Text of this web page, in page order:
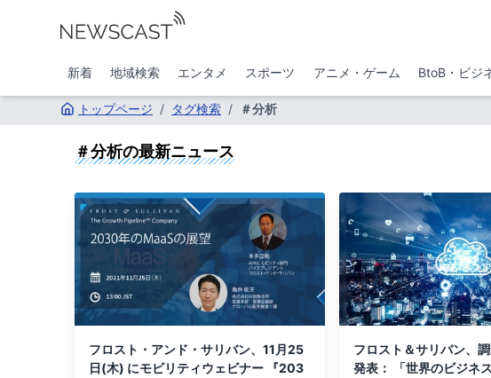
新着 地域検索 エンタメ スポーツ アニメ・ゲーム BtoB・ビジ
トップページ / タグ検索 / ＃分析
＃分析の最新ニュース
フロスト・アンド・サリバン、11月25
日(木) にモビリティウェビナー 『203
フロスト＆サリバン、
発表： 「世界のビジネ